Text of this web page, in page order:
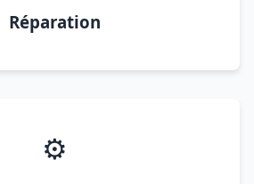
Réparation
⚙️